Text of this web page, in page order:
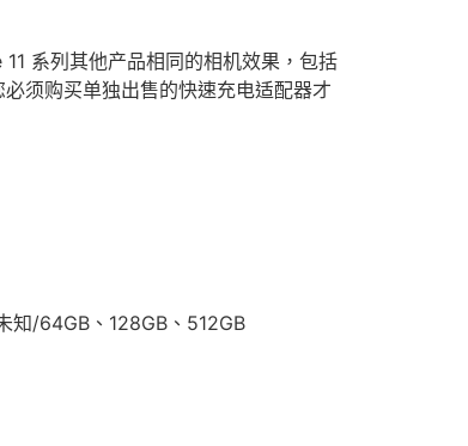
系列其他产品相同的相机效果，包括
须购买单独出售的快速充电适配器才
/64GB、128GB、512GB